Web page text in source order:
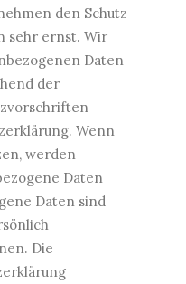
den Schutz
sehr ernst. Wir
Daten
der
Wenn
werden
Daten
Daten sind
Die